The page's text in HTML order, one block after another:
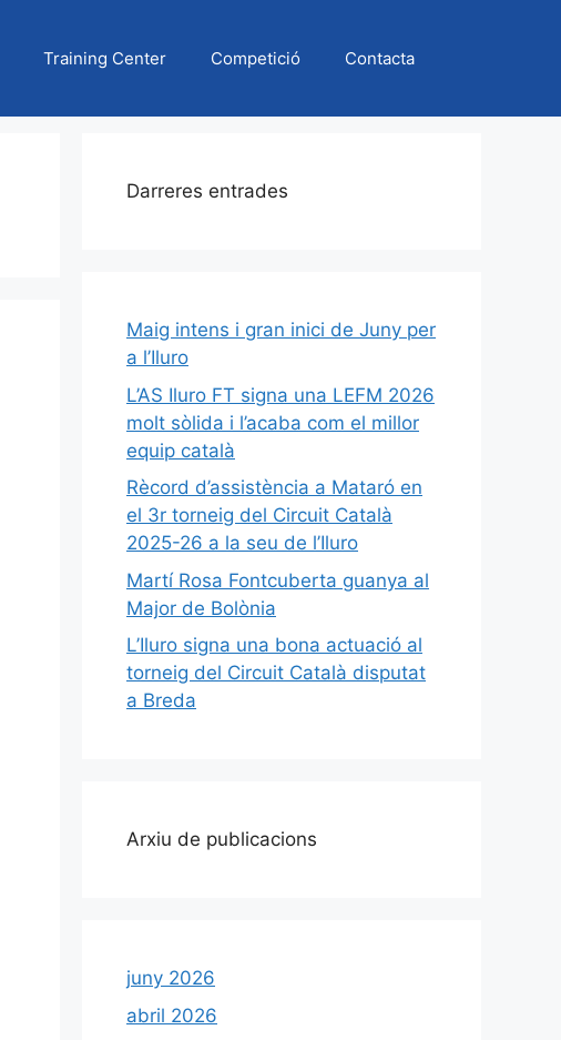
Training Center Competició Contacta
Darreres entrades
Maig intens i gran inici de Juny per
a l’Iluro
L’AS Iluro FT signa una LEFM 2026
molt sòlida i l’acaba com el millor
equip català
Rècord d’assistència a Mataró en
el 3r torneig del Circuit Català
2025-26 a la seu de l’Iluro
Martí Rosa Fontcuberta guanya al
Major de Bolònia
L’Iluro signa una bona actuació al
torneig del Circuit Català disputat
a Breda
Arxiu de publicacions
juny 2026
abril 2026